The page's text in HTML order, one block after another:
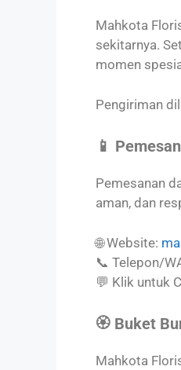
Mahkota
sekitarnya.
momen
Pengiriman
📱
Pemesanan
aman, dan
🌐 Website:
📞 Telepon/
💬 Klik untuk
🏵️ Buket
Mahkota